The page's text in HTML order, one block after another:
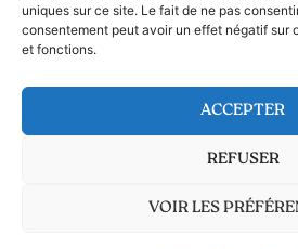
uniques sur ce site. Le fait de ne pas
consentement peut avoir un effet négatif sur
et fonctions.
ACCEPTER
REFUSER
VOIR LES
819 797-9587
Québec J9Y 1G8
Heures d’ouverture
Lundi au vendredi : 8 h